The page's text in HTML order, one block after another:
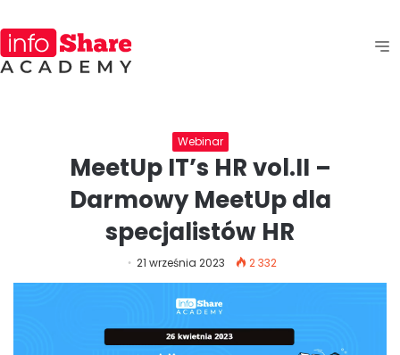
Webinar
MeetUp IT’s HR vol.II –
Darmowy MeetUp dla
specjalistów HR
21 września 2023 2 332